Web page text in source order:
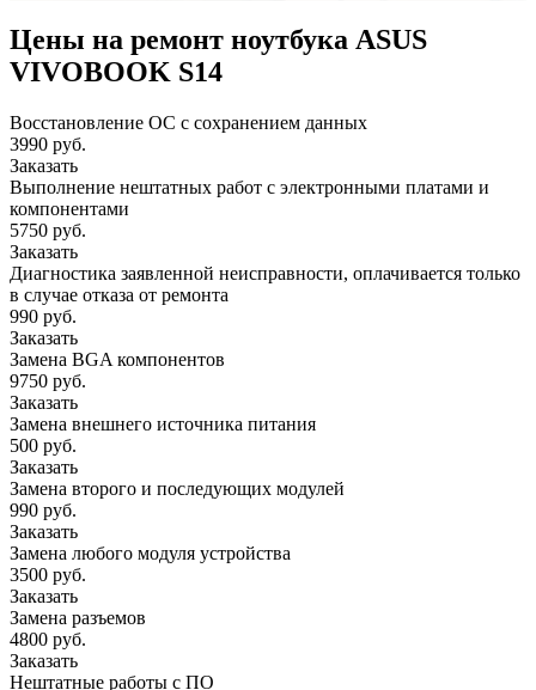
Цены на ремонт ноутбука ASUS
VIVOBOOK S14
Восстановление ОС с сохранением данных
3990 руб.
Заказать
Выполнение нештатных работ с электронными платами и
компонентами
5750 руб.
Заказать
Диагностика заявленной неисправности, оплачивается только
в случае отказа от ремонта
990 руб.
Заказать
Замена BGA компонентов
9750 руб.
Заказать
Замена внешнего источника питания
500 руб.
Заказать
Замена второго и последующих модулей
990 руб.
Заказать
Замена любого модуля устройства
3500 руб.
Заказать
Замена разъемов
4800 руб.
Заказать
Нештатные работы с ПО